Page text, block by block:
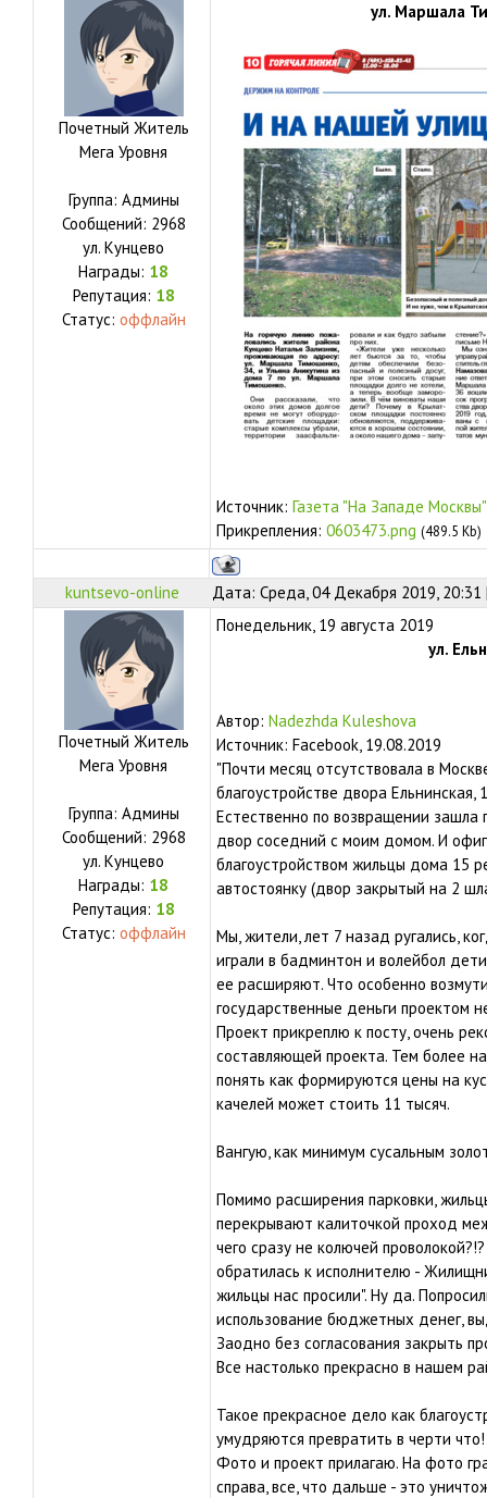
Почетный Житель
Мега Уровня
Группа: Админы
Сообщений: 2968
ул. Кунцево
Награды: 18
Репутация: 18
Статус: оффлайн
ул. Маршала
Источник: Газета "На Западе Москвы"
Прикрепления: 0603473.png (489.5 Kb)
kuntsevo-online Дата: Среда, 04 Декабря 2019,
Почетный Житель
Мега Уровня
Группа: Админы
Сообщений: 2968
ул. Кунцево
Награды: 18
Репутация: 18
Статус: оффлайн
Понедельник, 19 августа 2019
ул.
Автор: Nadezhda Kuleshova
Источник: Facebook, 19.08.2019
"Почти месяц отсутствовала в
благоустройстве двора Ельнинская,
Естественно по возвращении
двор соседний с моим домом. И
благоустройством жильцы дома 15
автостоянку (двор закрытый на 2
Мы, жители, лет 7 назад ругались,
играли в бадминтон и волейбол
ее расширяют. Что особенно
государственные деньги проектом
Проект прикреплю к посту, очень
составляющей проекта. Тем более
понять как формируются цены на
качелей может стоить 11 тысяч.
Вангую, как минимум сусальным
Помимо расширения парковки,
перекрывают калиточкой проход
чего сразу не колючей
обратилась к исполнителю -
жильцы нас просили". Ну да.
использование бюджетных денег,
Заодно без согласования закрыть
Все настолько прекрасно в нашем
Такое прекрасное дело как
умудряются превратить в черти что!
Фото и проект прилагаю. На фото
справа, все, что дальше - это